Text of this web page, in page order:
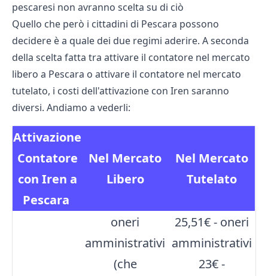
pescaresi non avranno scelta su di ciò
Quello che però i cittadini di Pescara possono
decidere è a quale dei due regimi aderire. A seconda
della scelta fatta tra attivare il contatore nel mercato
libero a Pescara o attivare il contatore nel mercato
tutelato, i costi dell'attivazione con Iren saranno
diversi. Andiamo a vederli:
Attivazione
Contatore
con Iren a
Pescara
Nel Mercato
Libero
Nel Mercato
Tutelato
oneri
amministrativi
(che
25,51€ - oneri
amministrativi
23€ -